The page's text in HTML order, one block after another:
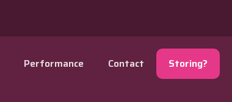
Performance Contact Storing?